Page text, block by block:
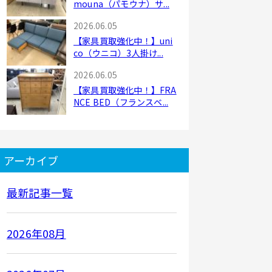
mouna（パモウナ）サ...
2026.06.05
【家具買取強化中！】uni
co（ウニコ）3人掛け...
2026.06.05
【家具買取強化中！】FRA
NCE BED（フランスベ...
アーカイブ
最新記事一覧
2026年08月